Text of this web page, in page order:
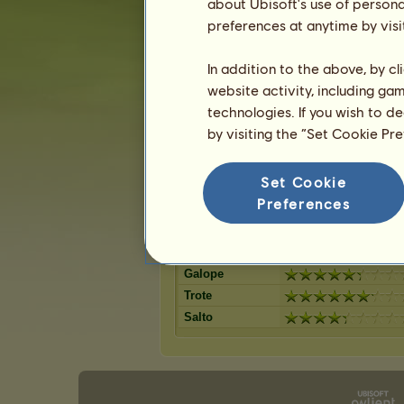
Lazão escuro 9 % Ruão-
Baio 8% Palomino
Lazão crinalvo 8% Lazão
Pardo rato 8 % Ruço
Preto 7% Isabel
Capacidades de Cavalo Islandês
Resistência
Galope
Trote
Salto
preferences at anytime by
In addition to the above, by
website activity, including
technologies. If you wish to
by visiting the “Set Cookie
Set Cookie
Preferences